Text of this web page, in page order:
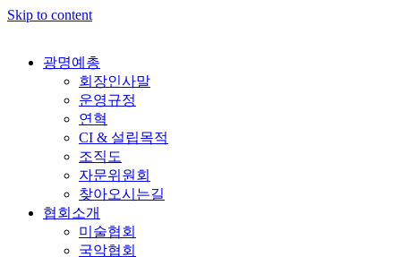
Skip to content
광명예총
회장인사말
운영규정
연혁
CI & 설립목적
조직도
자문위원회
찾아오시는길
협회소개
미술협회
국악협회